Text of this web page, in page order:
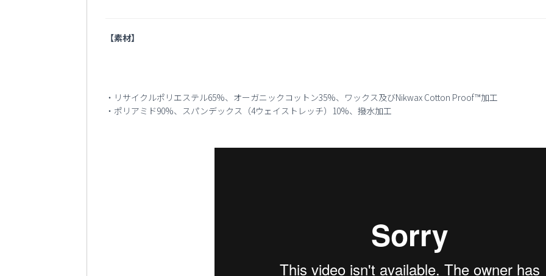
【素材】
・リサイクルポリエステル65%、オーガニックコットン35%、ワックス及びNikwax Cotton Proof™加工
・ポリアミド90%、スパンデックス（4ウェイストレッチ）10%、撥水加工